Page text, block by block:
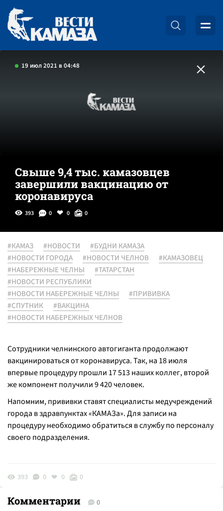
19 июл 2021 в 04:48
Свыше 9,4 тыс. камазовцев
завершили вакцинацию от
коронавируса
393 0 0 0
#КАМАЗ #НОВОСТИ
#БУДНИ КАМАЗА
#НОВОСТИ ГОРОДА
#НОВОСТИ ЧЕЛНОВ
#КАМАЗОВЕЦ
#НАБЕРЕЖНЫЕ ЧЕЛНЫ
#ТАТАРСТАН
#НОВОСТИ РЕСПУБЛИКИ
#НОВОСТИ НАБЕРЕЖНЫЕ ЧЕЛНЫ
#ПРИВИВКА
#СПУТНИК
#ВАКЦИНА
#НОВОСТИ НАБЕРЕЖНЫХ ЧЕЛНОВ
Сотрудники челнинского автогиганта продолжают
вакцинироваться от коронавируса. Так, на 18 июля
впервые процедуру прошли 17 513 наших коллег, второй
же компонент получили 9 420 человек.
Напомним, прививки ставят специалисты медучреждений
города в здравпунктах «КАМАЗа». Для записи на
процедуру необходимо обратиться в службу по персоналу
своего подразделения.
393 0 0 0
Комментарии 0